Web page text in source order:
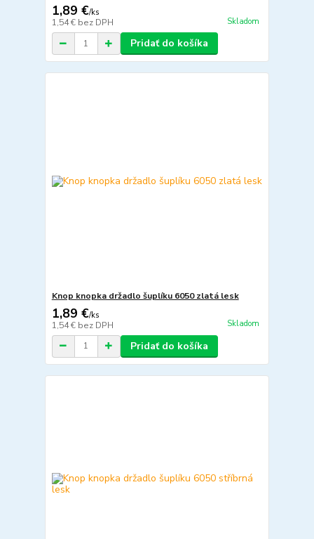
1,89 €/ks
1,54 € bez DPH Skladom
Pridať do košíka
Knop knopka držadlo šuplíku 6050 zlatá lesk
1,89 €/ks
1,54 € bez DPH Skladom
Pridať do košíka